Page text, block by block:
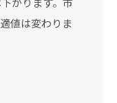
値は変わりま